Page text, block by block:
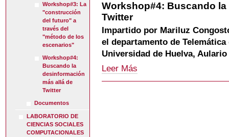
Workshop#3: La
"construcción
del futuro" a
través del
"método de los
escenarios"
Workshop#4:
Buscando la
desinformación
más allá de
Twitter
Documentos
LABORATORIO DE
CIENCIAS SOCIALES
COMPUTACIONALES
de
redes
y
semánticas
y
de
del
futuro"
a
través
del
"método
los
escenarios"
Workshop#4: Buscando
Twitter
Impartido por Mariluz
el departamento de
Universidad de Huelva,
Workshop#4:
Buscando
Leer Más